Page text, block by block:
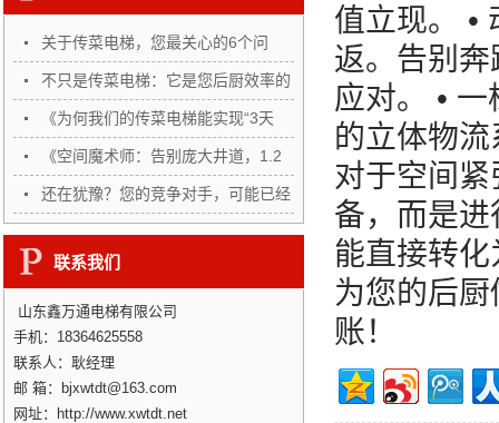
值立现。 •
返。告别
应对。 •
的立体物
对于空间
备，而是进
能直接转
为您的后厨
账！
关于传菜电梯，您最关心的6个问
题，…
不只是传菜电梯：它是您后厨效率的
“…
《为何我们的传菜电梯能实现“3天
完…
《空间魔术师：告别庞大井道，1.2
㎡…
还在犹豫？您的竞争对手，可能已经
联系我们
山东鑫万通电梯有限公司
手机：18364625558
联系人：耿经理
邮 箱：bjxwtdt@163.com
网址：http://www.xwtdt.net